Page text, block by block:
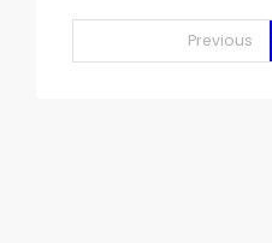
Previous